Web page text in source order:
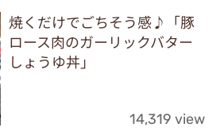
焼くだけでごちそう感♪「豚
ロース肉のガーリックバター
しょうゆ丼」
14,319 view